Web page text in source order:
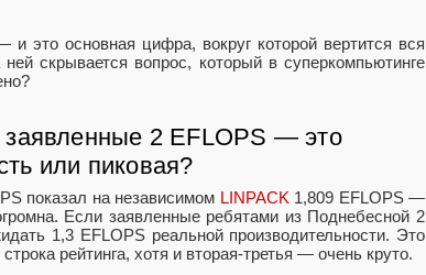
это основная цифра, вокруг которой вертится вся
скрывается вопрос, который в суперкомпьютинге
2 EFLOPS — это
или пиковая?
показал на независимом LINPACK 1,809 EFLOPS —
Если заявленные ребятами из Поднебесной 2
1,3 EFLOPS реальной производительности. Это
рейтинга, хотя и вторая-третья — очень круто.